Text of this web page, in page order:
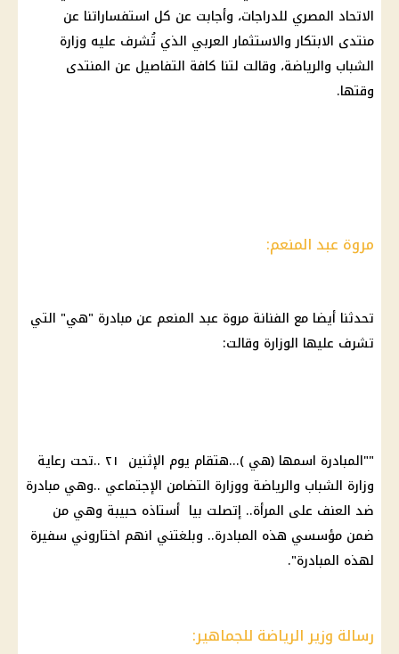
الاتحاد المصري للدراجات، وأجابت عن كل استفساراتنا عن
منتدى الابتكار والاستثمار العربي الذي تُشرف عليه وزارة
الشباب والرياضة، وقالت لتنا كافة التفاصيل عن المنتدى
وقتها.
مروة عبد المنعم:
تحدثنا أيضا مع الفنانة مروة عبد المنعم عن مبادرة "هي" التي
تشرف عليها الوزارة وقالت:
""المبادرة اسمها (هي )...هتقام يوم الإثنين ٢١ ..تحت رعاية
وزارة الشباب والرياضة ووزارة التضامن الإجتماعي ..وهي مبادرة
ضد العنف على المرأة.. إتصلت بيا أستاذه حبيبة وهي من
ضمن مؤسسي هذه المبادرة.. وبلغتني انهم اختاروني سفيرة
لهذه المبادرة".
رسالة وزير الرياضة للجماهير: